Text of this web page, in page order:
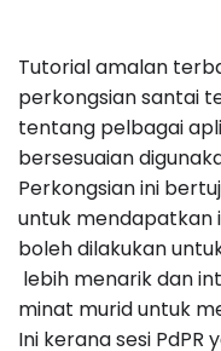
Tutorial amalan
perkongsian santai
tentang pelbagai
bersesuaian
Perkongsian ini
untuk mendapatkan
boleh dilakukan
lebih menarik dan
minat murid untuk
Ini kerana sesi